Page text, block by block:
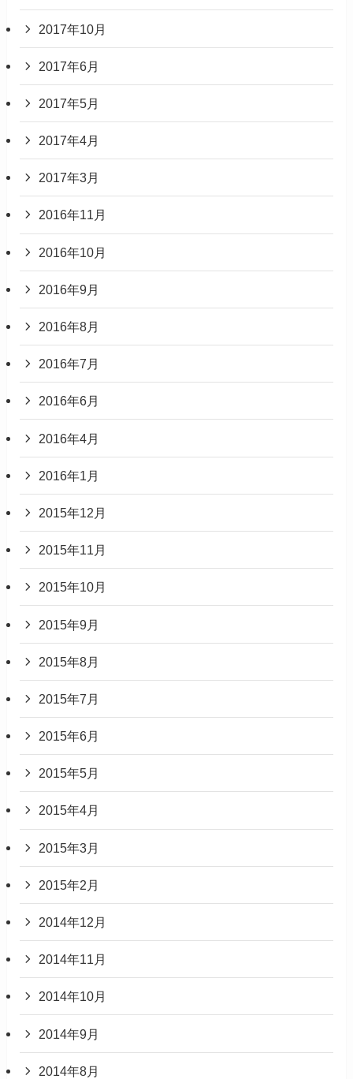
2017年10月
2017年6月
2017年5月
2017年4月
2017年3月
2016年11月
2016年10月
2016年9月
2016年8月
2016年7月
2016年6月
2016年4月
2016年1月
2015年12月
2015年11月
2015年10月
2015年9月
2015年8月
2015年7月
2015年6月
2015年5月
2015年4月
2015年3月
2015年2月
2014年12月
2014年11月
2014年10月
2014年9月
2014年8月